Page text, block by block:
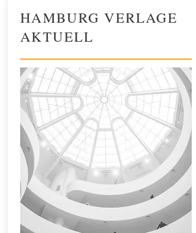
HAMBURG VERLAGE
AKTUELL